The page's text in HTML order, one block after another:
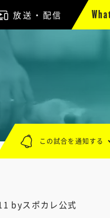
放送・配信
byスポカレ公式
この試合を通知する